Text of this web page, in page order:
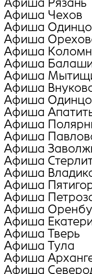
Афиша Чехов
Афиша
Афиша
Афиша
Афиша
Афиша
Афиша
Афиша
Афиша
Афиша
Афиша
Афиша
Афиша
Афиша
Афиша
Афиша
Афиша
Афиша
Афиша Тверь
Афиша Тула
Афиша
Афиша